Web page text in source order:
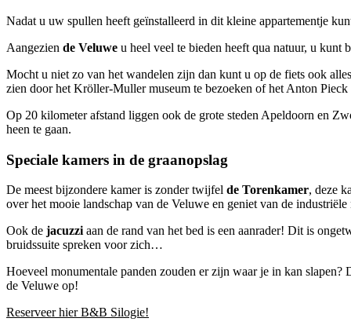
Nadat u uw spullen heeft geïnstalleerd in dit kleine appartementje
Aangezien de Veluwe u heel veel te bieden heeft qua natuur, u kunt
Mocht u niet zo van het wandelen zijn dan kunt u op de fiets ook
zien door het Kröller-Muller museum te bezoeken of het Anton Pieck
Op 20 kilometer afstand liggen ook de grote steden Apeldoorn en
heen te gaan.
Speciale kamers in de graanopslag
De meest bijzondere kamer is zonder twijfel de Torenkamer, deze
over het mooie landschap van de Veluwe en geniet van de
Ook de jacuzzi aan de rand van het bed is een aanrader! Dit is
bruidssuite spreken voor zich…
Hoeveel monumentale panden zouden er zijn waar je in kan
de Veluwe op!
Reserveer hier B&B Silogie!